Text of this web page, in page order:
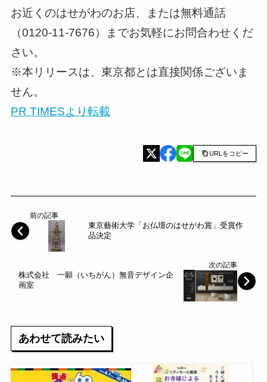
お近くのはせがわのお店、または無料通話
（0120-11-7676）までお気軽にお問合わせくだ
さい。
※本リリースは、東京都とは直接関係ございま
せん。
PR TIMESより転載
URLをコピー
前の記事
東京藝術大学「お仏壇のはせがわ賞」受賞作
品決定
次の記事
株式会社 一願（いちがん）無音デザイン企
画室
あわせて読みたい